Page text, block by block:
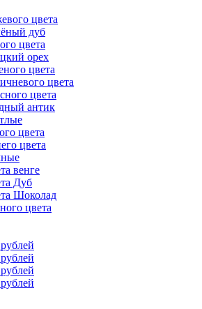
цвета
дуб
цвета
орех
цвета
цвета
цвета
антик
цвета
цвета
венге
Дуб
Шоколад
цвета